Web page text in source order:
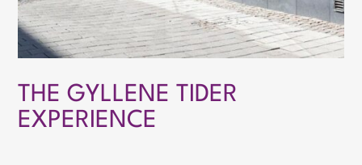
THE GYLLENE TIDER
EXPERIENCE